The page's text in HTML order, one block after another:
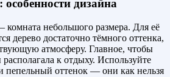
дизайна
небольшого размера. Для её
дерево достаточно тёмного оттенка,
атмосферу. Главное, чтобы
к отдыху. Используйте
оттенок — они как нельзя